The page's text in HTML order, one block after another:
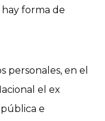
forma de
personales, en el
el ex
e